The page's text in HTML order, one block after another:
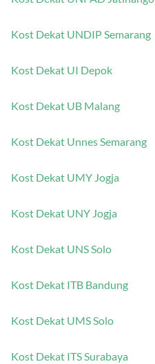
Kost Dekat UNDIP Semarang
Kost Dekat UI Depok
Kost Dekat UB Malang
Kost Dekat Unnes Semarang
Kost Dekat UMY Jogja
Kost Dekat UNY Jogja
Kost Dekat UNS Solo
Kost Dekat ITB Bandung
Kost Dekat UMS Solo
Kost Dekat ITS Surabaya